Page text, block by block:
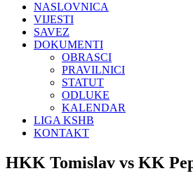
NASLOVNICA
VIJESTI
SAVEZ
DOKUMENTI
OBRASCI
PRAVILNICI
STATUT
ODLUKE
KALENDAR
LIGA KSHB
KONTAKT
HKK Tomislav vs KK